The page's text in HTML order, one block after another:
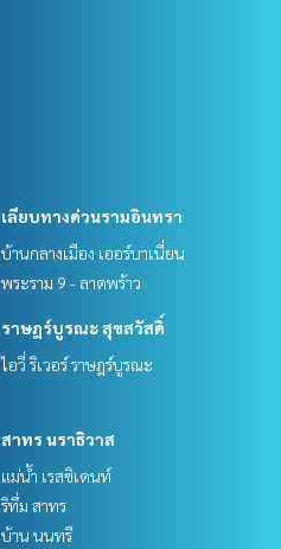
เลียบทางด่วนรามอินทรา
บ้านกลางเมือง เออร์บาเนี่ยน
พระราม 9 - ลาดพร้าว
ราษฎร์บูรณะ สุขสวัสดิ์
ไอวี่ ริเวอร์ ราษฎร์บูรณะ
สาทร นราธิวาส
แม่น้ำ เรสซิเดนท์
ริทึ่ม สาทร
บ้าน นนทรี